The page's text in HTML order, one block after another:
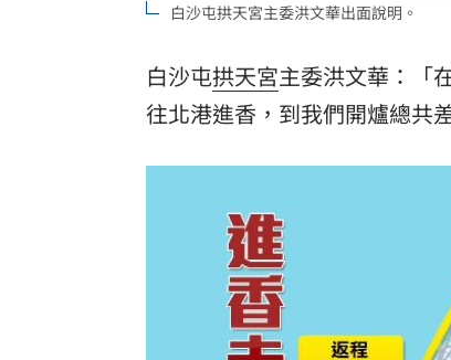
白沙屯拱天宮主委洪文華出面說明。
白沙屯拱天宮主委洪文華：「
往北港進香，到我們開爐總共